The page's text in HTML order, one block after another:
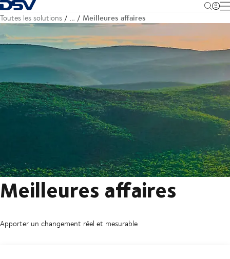
Retour à la page d'accueil
Toutes les solutions … Meilleures affaires
Meilleures affaires
Apporter un changement réel et mesurable